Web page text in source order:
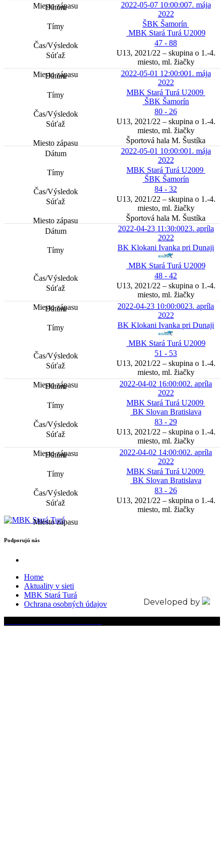
2022-05-07 10:00:007. mája
2022
ŠBK Šamorín
MBK Stará Turá U2009
47 - 88
U13, 2021/22 – skupina o 1.-4.
miesto, ml. žiačky
2022-05-01 12:00:001. mája
2022
MBK Stará Turá U2009
ŠBK Šamorín
80 - 26
U13, 2021/22 – skupina o 1.-4.
miesto, ml. žiačky
Športová hala M. Šustíka
2022-05-01 10:00:001. mája
2022
MBK Stará Turá U2009
ŠBK Šamorín
84 - 32
U13, 2021/22 – skupina o 1.-4.
miesto, ml. žiačky
Športová hala M. Šustíka
2022-04-23 11:30:0023. apríla
2022
BK Klokani Ivanka pri Dunaji
MBK Stará Turá U2009
48 - 42
U13, 2021/22 – skupina o 1.-4.
miesto, ml. žiačky
2022-04-23 10:00:0023. apríla
2022
BK Klokani Ivanka pri Dunaji
MBK Stará Turá U2009
51 - 53
U13, 2021/22 – skupina o 1.-4.
miesto, ml. žiačky
2022-04-02 16:00:002. apríla
2022
MBK Stará Turá U2009
BK Slovan Bratislava
83 - 29
U13, 2021/22 – skupina o 1.-4.
miesto, ml. žiačky
2022-04-02 14:00:002. apríla
2022
MBK Stará Turá U2009
BK Slovan Bratislava
83 - 26
U13, 2021/22 – skupina o 1.-4.
miesto, ml. žiačky
Podporujú nás
Home
Aktuality v sieti
MBK Stará Turá
Ochrana osobných údajov
Developed by